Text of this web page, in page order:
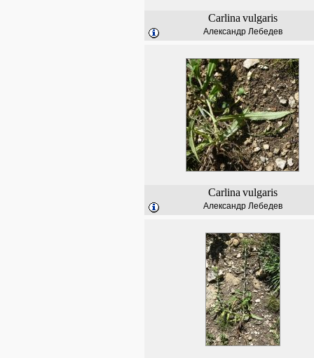
Carlina vulgaris
Александр Лебедев
Carlina vulgaris
Александр Лебедев